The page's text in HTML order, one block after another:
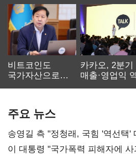
비트코인도
국가자산으로…'
카카오, 2분기
매출·영업익
주요 뉴스
송영길 측 "정청래, 국힘 '역선택
총선 지휘 못해"
이 대통령 "국가폭력 피해자에